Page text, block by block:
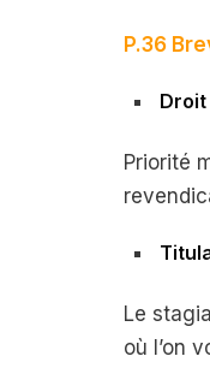
P.36
Priorité
Le
où l’on